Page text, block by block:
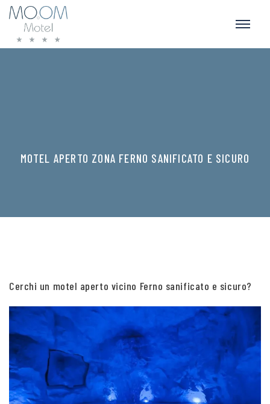
MOTEL APERTO ZONA FERNO SANIFICATO E SICURO
Cerchi un motel aperto vicino Ferno sanificato e sicuro?